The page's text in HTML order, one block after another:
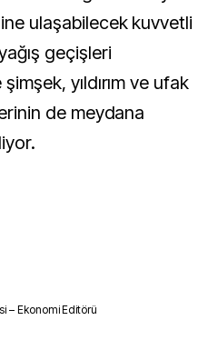
ulaşabilecek kuvvetli
geçişleri
yıldırım ve ufak
de meydana
– Ekonomi Editörü